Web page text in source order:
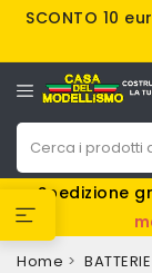
SCONTO 10
Spedizione
Home BATTERIE